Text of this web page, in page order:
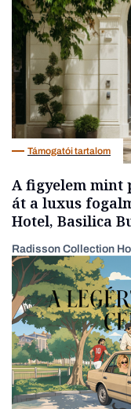
Támogatói tartalom
A figyelem
át a luxus
Hotel, Basilica
Radisson Collection